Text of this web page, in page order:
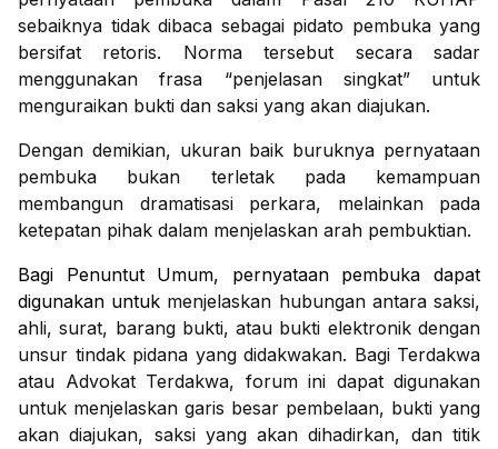
sebaiknya tidak dibaca sebagai pidato pembuka yang
bersifat retoris. Norma tersebut secara sadar
menggunakan frasa “penjelasan singkat” untuk
menguraikan bukti dan saksi yang akan diajukan.
Dengan demikian, ukuran baik buruknya pernyataan
pembuka bukan terletak pada kemampuan
membangun dramatisasi perkara, melainkan pada
ketepatan pihak dalam menjelaskan arah pembuktian.
Bagi Penuntut Umum, pernyataan pembuka dapat
digunakan untuk menjelaskan hubungan antara saksi,
ahli, surat, barang bukti, atau bukti elektronik dengan
unsur tindak pidana yang didakwakan. Bagi Terdakwa
atau Advokat Terdakwa, forum ini dapat digunakan
untuk menjelaskan garis besar pembelaan, bukti yang
akan diajukan, saksi yang akan dihadirkan, dan titik